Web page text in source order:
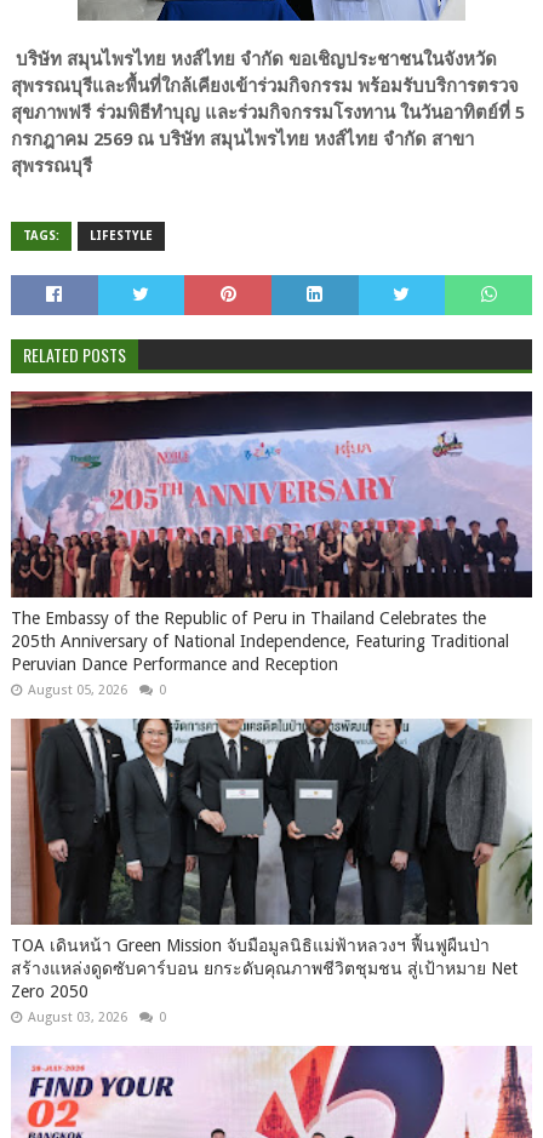
บริษัท สมุนไพรไทย หงส์ไทย จำกัด ขอเชิญประชาชนในจังหวัด
สุพรรณบุรีและพื้นที่ใกล้เคียงเข้าร่วมกิจกรรม พร้อมรับบริการตรวจ
สุขภาพฟรี ร่วมพิธีทำบุญ และร่วมกิจกรรมโรงทาน ในวันอาทิตย์ที่ 5
กรกฎาคม 2569 ณ บริษัท สมุนไพรไทย หงส์ไทย จำกัด สาขา
สุพรรณบุรี
TAGS: LIFESTYLE
RELATED POSTS
The Embassy of the Republic of Peru in Thailand Celebrates the
205th Anniversary of National Independence, Featuring Traditional
Peruvian Dance Performance and Reception
August 05, 2026 0
TOA เดินหน้า Green Mission จับมือมูลนิธิแม่ฟ้าหลวงฯ ฟื้นฟูผืนป่า
สร้างแหล่งดูดซับคาร์บอน ยกระดับคุณภาพชีวิตชุมชน สู่เป้าหมาย Net
Zero 2050
August 03, 2026 0